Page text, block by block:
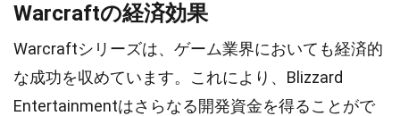
Warcraftの経済効果
Warcraftシリーズは、ゲーム業界においても経済的
な成功を収めています。これにより、Blizzard
Entertainmentはさらなる開発資金を得ることがで